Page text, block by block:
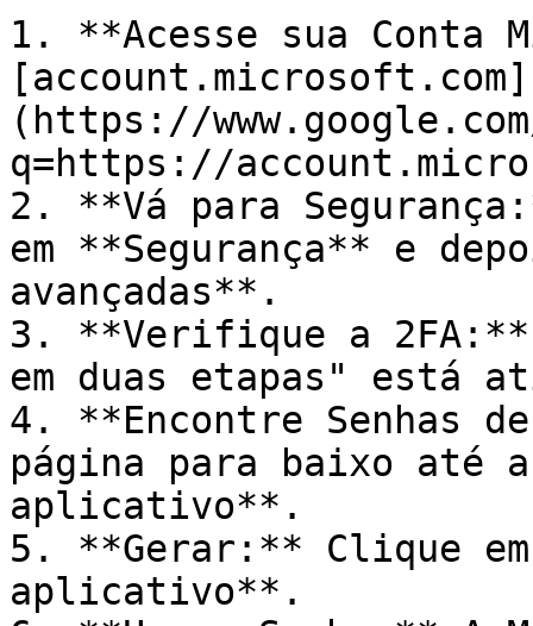
1. **Acesse sua Conta
[account.microsoft.com]
(https://
q=https://
2. **Vá para
em **Segurança** e
avançadas**.
3. **Verifique a
em duas etapas" está
4. **Encontre Senhas
página para baixo até a
aplicativo**.
5. **Gerar:** Clique
aplicativo**.